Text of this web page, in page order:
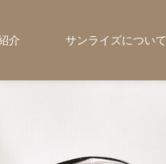
介 サンライズについて